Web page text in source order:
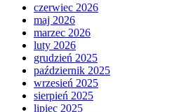
czerwiec 2026
maj 2026
marzec 2026
luty 2026
grudzień 2025
październik 2025
wrzesień 2025
sierpień 2025
lipiec 2025